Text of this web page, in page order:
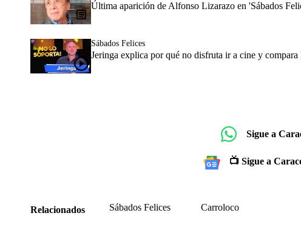
Última aparición de Alfonso Lizarazo en 'Sábados
Sábados Felices
Jeringa explica por qué no disfruta ir a cine y
Sigue a
📺 Sigue a
Relacionados Sábados Felices Carroloco